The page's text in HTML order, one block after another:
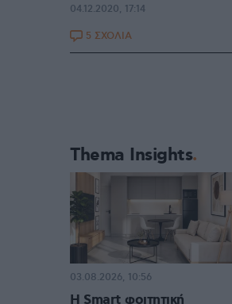
04.12.2020, 17:14
5 ΣΧΟΛΙΑ
Thema Insights
Η Smart φοιτητική
03.08.2026, 10:56